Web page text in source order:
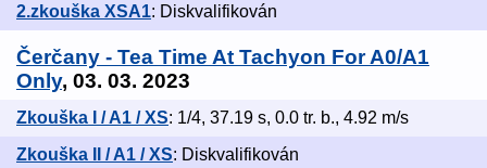
2.zkouška XSA1: Diskvalifikován
Čerčany - Tea Time At Tachyon For A0/A1
Only, 03. 03. 2023
Zkouška I / A1 / XS: 1/4, 37.19 s, 0.0 tr. b., 4.92 m/s
Zkouška II / A1 / XS: Diskvalifikován